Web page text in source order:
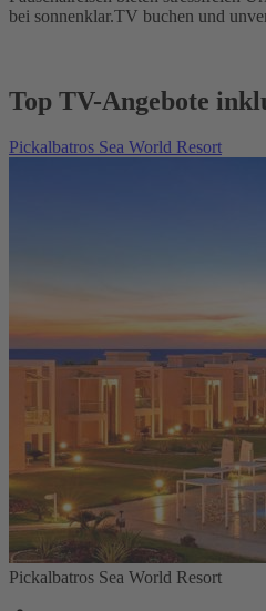
bei sonnenklar.TV buchen und
Top TV-Angebote
Pickalbatros Sea World Resort
Pickalbatros Sea World Resort